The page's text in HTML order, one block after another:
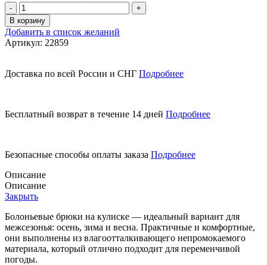
Количество
товара
Болоньевые
брюки
"Sport"
В корзину
Добавить в список желаний
Артикул: 22859
Доставка по всей России и СНГ Подробнее
Бесплатный возврат в течение 14 дней Подробнее
Безопасные способы оплаты заказа Подробнее
Описание
Описание
Закрыть
Болоньевые брюки на кулиске — идеальный вариант для
межсезонья: осень, зима и весна. Практичные и комфортные,
они выполнены из влагoотталкивающего непромокаемого
материала, который отлично подходит для переменчивой
погоды.